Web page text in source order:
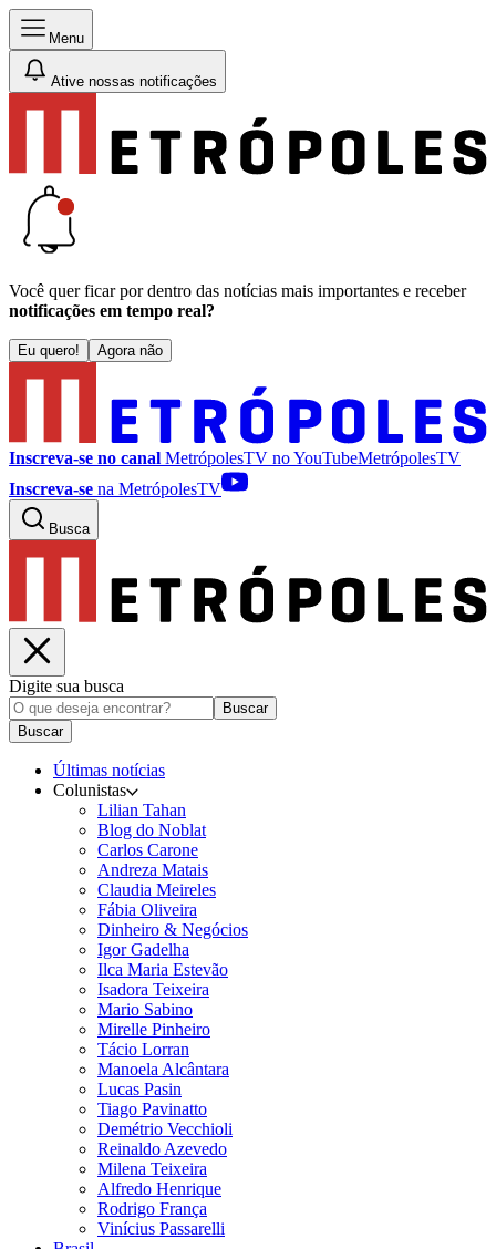
Menu
Ative nossas notificações
Você quer ficar por dentro das notícias mais importantes e receber
notificações em tempo real?
Eu quero! Agora não
Inscreva-se no canal MetrópolesTV noYouTubeMetrópolesTV
Inscreva-se na MetrópolesTV
Busca
Digite sua busca
Buscar
Buscar
Últimas notícias
Colunistas
Lilian Tahan
Blog do Noblat
Carlos Carone
Andreza Matais
Claudia Meireles
Fábia Oliveira
Dinheiro & Negócios
Igor Gadelha
Ilca Maria Estevão
Isadora Teixeira
Mario Sabino
Mirelle Pinheiro
Tácio Lorran
Manoela Alcântara
Lucas Pasin
Tiago Pavinatto
Demétrio Vecchioli
Reinaldo Azevedo
Milena Teixeira
Alfredo Henrique
Rodrigo França
Vinícius Passarelli